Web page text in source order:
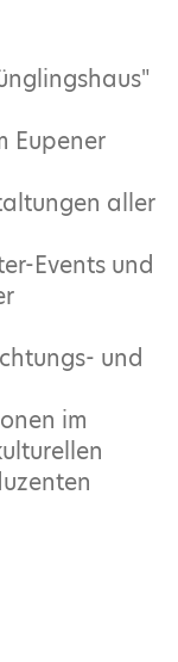
Eupener
aller
Events und
und
im